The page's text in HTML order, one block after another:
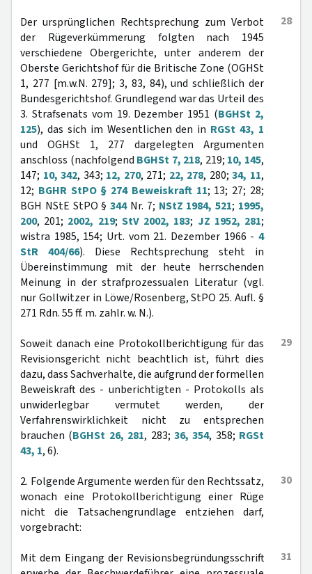
28
Der ursprünglichen Rechtsprechung zum Verbot
der Rügeverkümmerung folgten nach 1945
verschiedene Obergerichte, unter anderem der
Oberste Gerichtshof für die Britische Zone (OGHSt
1, 277 [m.w.N. 279]; 3, 83, 84), und schließlich der
Bundesgerichtshof. Grundlegend war das Urteil des
3. Strafsenats vom 19. Dezember 1951 (BGHSt 2,
125), das sich im Wesentlichen den in RGSt 43, 1
und OGHSt 1, 277 dargelegten Argumenten
anschloss (nachfolgend BGHSt 7, 218, 219; 10, 145,
147; 10, 342, 343; 12, 270, 271; 22, 278, 280;34, 11,
12; BGHR StPO § 274 Beweiskraft 11; 13; 27; 28;
BGH NStE StPO §344Nr. 7; NStZ 1984, 521; 1995,
200, 201; 2002, 219; StV 2002, 183; JZ 1952, 281;
wistra 1985, 154; Urt. vom 21. Dezember 1966 - 4
StR 404/66). Diese Rechtsprechung steht in
Übereinstimmung mit der heute herrschenden
Meinung in der strafprozessualen Literatur (vgl.
nur Gollwitzer in Löwe/Rosenberg, StPO 25. Aufl. §
271 Rdn. 55 ff. m. zahlr. w. N.).
29
Soweit danach eine Protokollberichtigung für das
Revisionsgericht nicht beachtlich ist, führt dies
dazu, dass Sachverhalte, die aufgrund der formellen
Beweiskraft des - unberichtigten - Protokolls als
unwiderlegbar vermutet werden, der
Verfahrenswirklichkeit nicht zu entsprechen
brauchen (BGHSt 26, 281, 283; 36, 354, 358; RGSt
43, 1, 6).
30
2. Folgende Argumente werden für den Rechtssatz,
wonach eine Protokollberichtigung einer Rüge
nicht die Tatsachengrundlage entziehen darf,
vorgebracht:
31
Mit dem Eingang der Revisionsbegründungsschrift